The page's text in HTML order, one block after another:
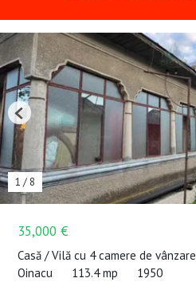
35,000 €
Casă / Vilă cu 4 camere de vânzare
Oinacu
113.4 mp 1950
1 / 8
Previous